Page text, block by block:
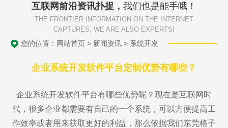
互联网前沿资讯扑捉， 我们也是能手哦！
THE FRONTIER INFORMATION ON THE INTERNET
CAPTURES, WE ARE ALSO EXPERTS!
您的位置： 网站首页 > 新闻资讯 > 系统开发
企业系统开发软件平台定制优势有哪些？
企业系统开发软件平台有哪些优势呢？现在是互联网时
代，很多企业都需要有自己的一个系统，可以方便提高工
作效率或者用来获取更好的利益，那么依据我们东莞格子